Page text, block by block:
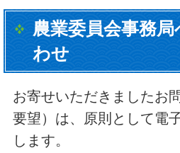
農業委員会事務
わせ
お寄せいただきましたお
要望）は、原則として電
します。